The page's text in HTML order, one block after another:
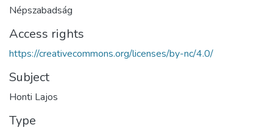
Népszabadság
Access rights
https://creativecommons.org/licenses/by-nc/4.0/
Subject
Honti Lajos
Type